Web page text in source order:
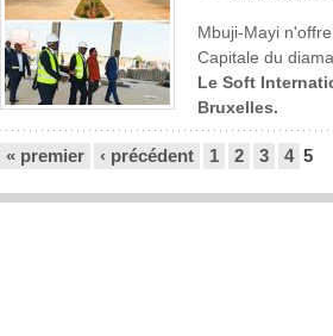
Mbuji-Mayi
Capitale du
Le Soft
Bruxelles.
« premier ‹ précédent 1 2 3 4 5